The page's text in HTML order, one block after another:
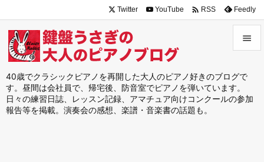
40歳でクラシックピアノを再開した大人のピアノ好きのブログで
す。昼間は会社員で、帰宅後、防音室でピアノを弾いています。
日々の練習日誌、レッスン記録、アマチュア向けコンクールの参加
報告等を掲載。演奏会の感想、楽譜・音楽書の話題も。

メニュ

サイド
Twitter YouTube  RSS Feedly